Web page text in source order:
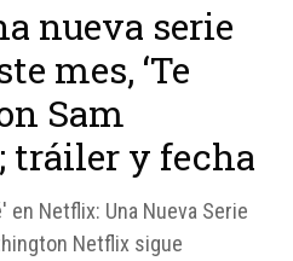
nueva serie
mes, ‘Te
Sam
y fecha
Netflix: Una Nueva Serie
Netflix sigue